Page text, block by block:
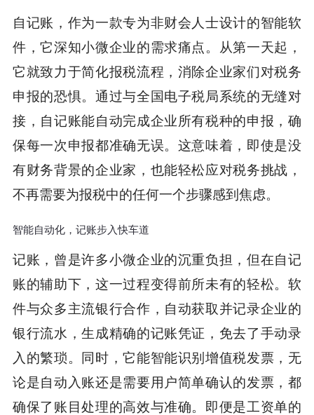
自记账，作为一款专为非财会人士设计的智能软
件，它深知小微企业的需求痛点。从第一天起，
它就致力于简化报税流程，消除企业家们对税务
申报的恐惧。通过与全国电子税局系统的无缝对
接，自记账能自动完成企业所有税种的申报，确
保每一次申报都准确无误。这意味着，即使是没
有财务背景的企业家，也能轻松应对税务挑战，
不再需要为报税中的任何一个步骤感到焦虑。
智能自动化，记账步入快车道
记账，曾是许多小微企业的沉重负担，但在自记
账的辅助下，这一过程变得前所未有的轻松。软
件与众多主流银行合作，自动获取并记录企业的
银行流水，生成精确的记账凭证，免去了手动录
入的繁琐。同时，它能智能识别增值税发票，无
论是自动入账还是需要用户简单确认的发票，都
确保了账目处理的高效与准确。即便是工资单的